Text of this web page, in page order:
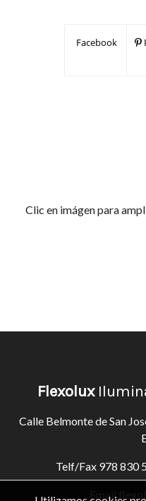
Facebook
Clic en imágen para
Flexolux
Calle Belmonte de San
Telf/Fax 978 830
Email